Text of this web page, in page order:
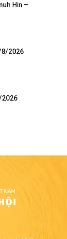
Hin –
8/2026
2026